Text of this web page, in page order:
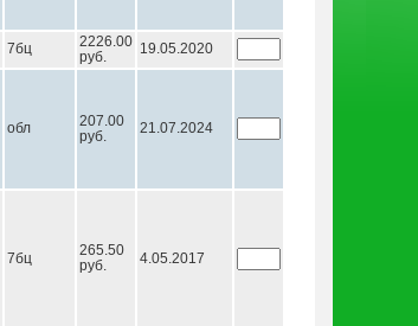
7бц
2226.00
руб.
19.05.2020
обл
207.00
руб.
21.07.2024
7бц
265.50
руб.
4.05.2017